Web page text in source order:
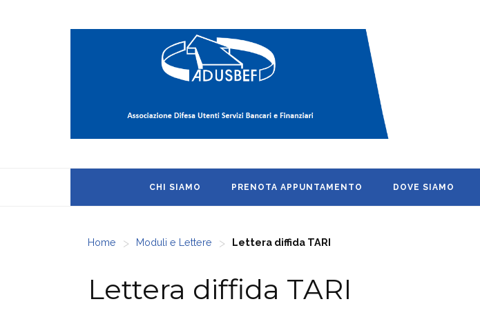
CHI SIAMO PRENOTA APPUNTAMENTO DOVE SIAMO
Home > Moduli e Lettere > Lettera diffida TARI
Lettera diffida TARI